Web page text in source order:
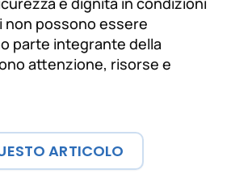
non possono essere
parte integrante della
attenzione, risorse e
ARTICOLO